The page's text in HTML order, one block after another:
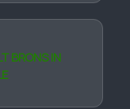
BRONS IN